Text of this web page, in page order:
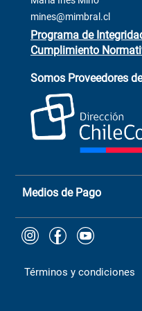
Trabaja con Nosotros
ChileCompras
+56 9 9888 9549
mines@mimbral.cl
Programa de
Cumplimiento
Somos Proveedores
Medios de Pago
Términos y condiciones